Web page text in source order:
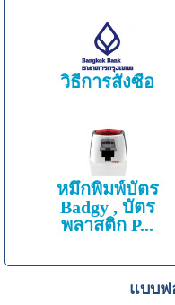
วิธีการสั่งซื้อ
หมึกพิมพ์บัตร
Badgy , บัตร
พลาสติก P...
แบบฟ